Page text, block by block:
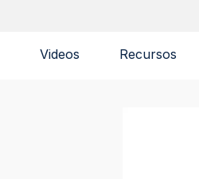
Videos Recursos